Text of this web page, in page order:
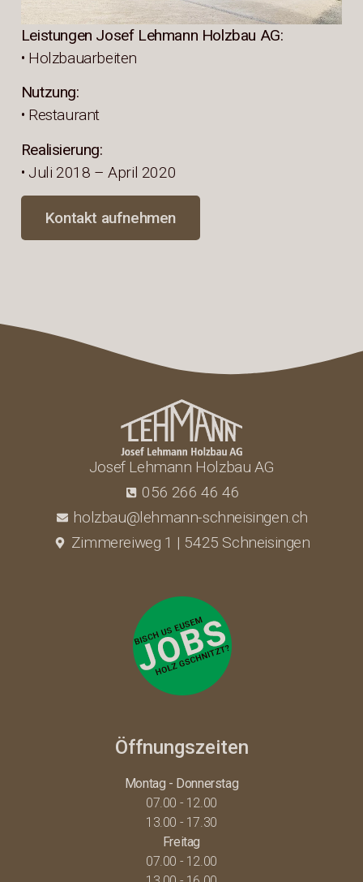
Leistungen Josef Lehmann Holzbau AG:
• Holzbauarbeiten
Nutzung:
• Restaurant
Realisierung:
• Juli 2018 – April 2020
Kontakt aufnehmen
Josef Lehmann Holzbau AG
056 266 46 46
holzbau@lehmann-schneisingen.ch
Zimmereiweg 1 | 5425 Schneisingen
Öffnungszeiten
Montag - Donnerstag
07.00 - 12.00
13.00 - 17.30
Freitag
07.00 - 12.00